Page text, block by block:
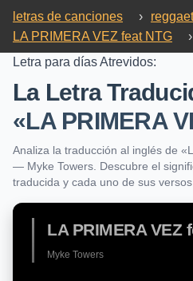
letras de canciones ›
LA PRIMERA VEZ feat NTG
›
Letra para días Atrevidos:
La Letra
«LA PRIMERA
Analiza la traducción al inglés de
— Myke Towers. Descubre el
traducida y cada uno de sus
LA PRIMERA VEZ
Myke Towers